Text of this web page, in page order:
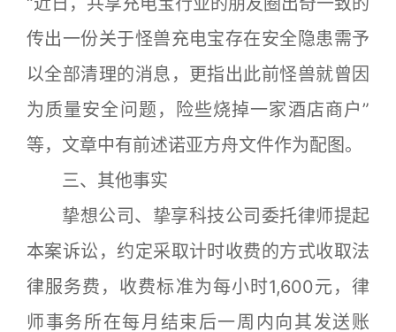
传出一份关于怪兽充电宝存在安全隐患需予
以全部清理的消息，更指出此前怪兽就曾因
为质量安全问题，险些烧掉一家酒店商户”
等，文章中有前述诺亚方舟文件作为配图。
三、其他事实
挚想公司、挚享科技公司委托律师提起
本案诉讼，约定采取计时收费的方式收取法
律服务费，收费标准为每小时1,600元，律
师事务所在每月结束后一周内向其发送账